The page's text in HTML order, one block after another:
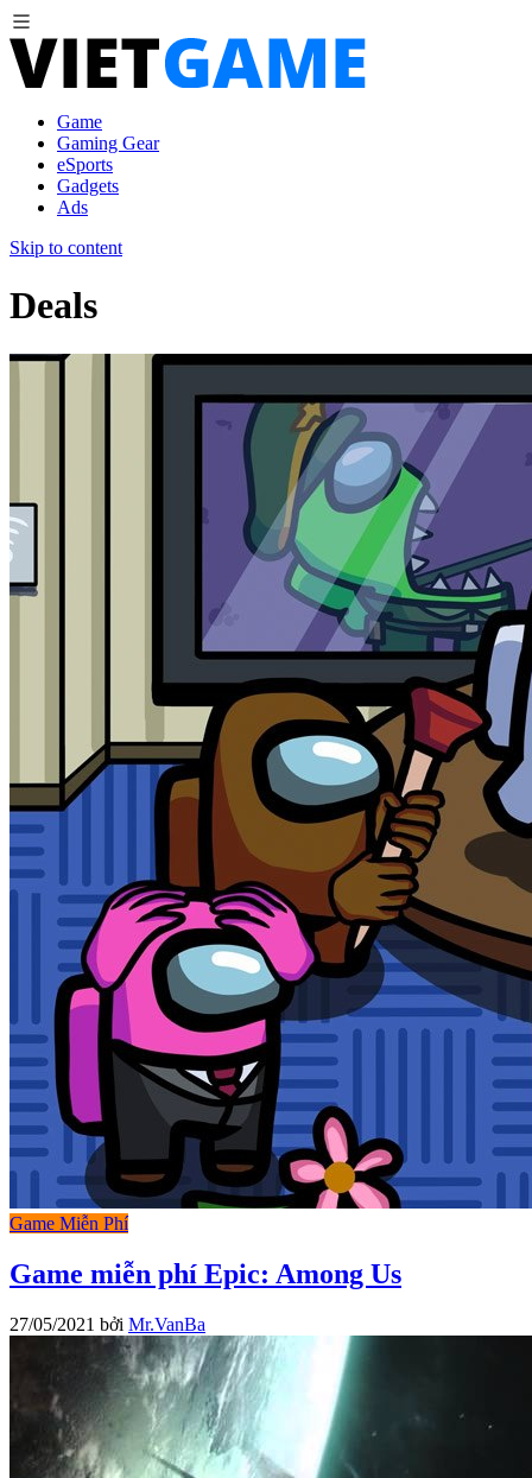
Game
Gaming Gear
eSports
Gadgets
Ads
Skip to content
Deals
Game Miễn Phí
Game miễn phí Epic: Among Us
27/05/2021 bởi Mr.VanBa